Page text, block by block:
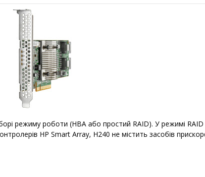
режиму роботи (HBA або простий RAID). У режимі
HP Smart Array, H240 не містить засобів